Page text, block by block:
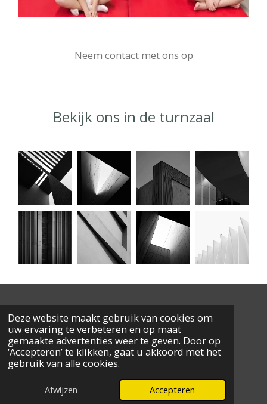
Deze website maakt gebruik van cookies om
uw ervaring te verbeteren en op maat
gemaakte advertenties weer te geven. Door op
‘Accepteren’ te klikken, gaat u akkoord met het
gebruik van alle cookies.
Afwijzen Accepteren
Neem contact met ons op
Bekijk ons in de turnzaal
✉ info@tkoostakker.be
F
a
I
n
t
© 2026 Turnkring Oostakker